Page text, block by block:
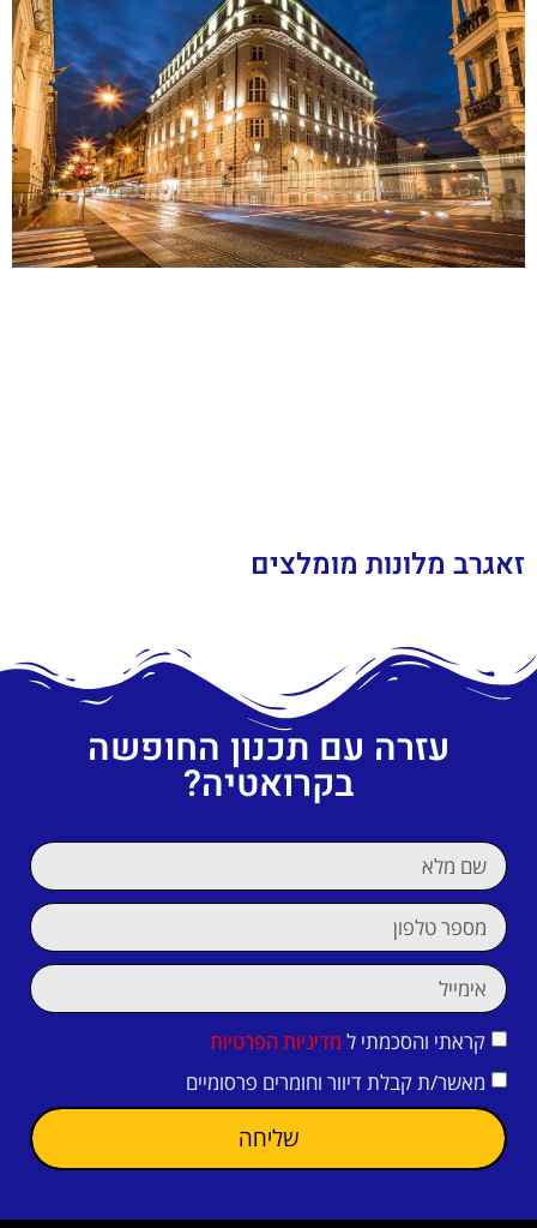
זאגרב מלונות מומלצים
עזרה עם תכנון החופשה
בקרואטיה?
קראתי והסכמתי ל מדיניות הפרטיות
מאשר/ת קבלת דיוור וחומרים פרסומיים
שליחה